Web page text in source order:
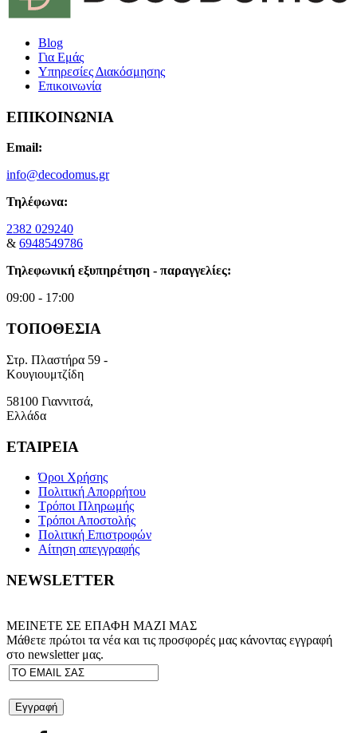
Blog
Για Εμάς
Υπηρεσίες Διακόσμησης
Επικοινωνία
ΕΠΙΚΟΙΝΩΝΙΑ
Email:
info@decodomus.gr
Τηλέφωνα:
2382 029240
& 6948549786
Τηλεφωνική εξυπηρέτηση - παραγγελίες:
09:00 - 17:00
ΤΟΠΟΘΕΣΙΑ
Στρ. Πλαστήρα 59 -
Κουγιουμτζίδη
58100 Γιαννιτσά,
Ελλάδα
ΕΤΑΙΡΕΙΑ
Όροι Χρήσης
Πολιτική Απορρήτου
Τρόποι Πληρωμής
Τρόποι Αποστολής
Πολιτική Επιστροφών
Αίτηση απεγγραφής
NEWSLETTER
ΜΕΙΝΕΤΕ ΣΕ ΕΠΑΦΗ ΜΑΖΙ ΜΑΣ
Μάθετε πρώτοι τα νέα και τις προσφορές μας κάνοντας εγγραφή
στο newsletter μας.